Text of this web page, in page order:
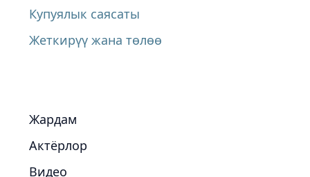
Купуялык саясаты
Жеткирүү жана төлөө
Жардам
Актёрлор
Видео